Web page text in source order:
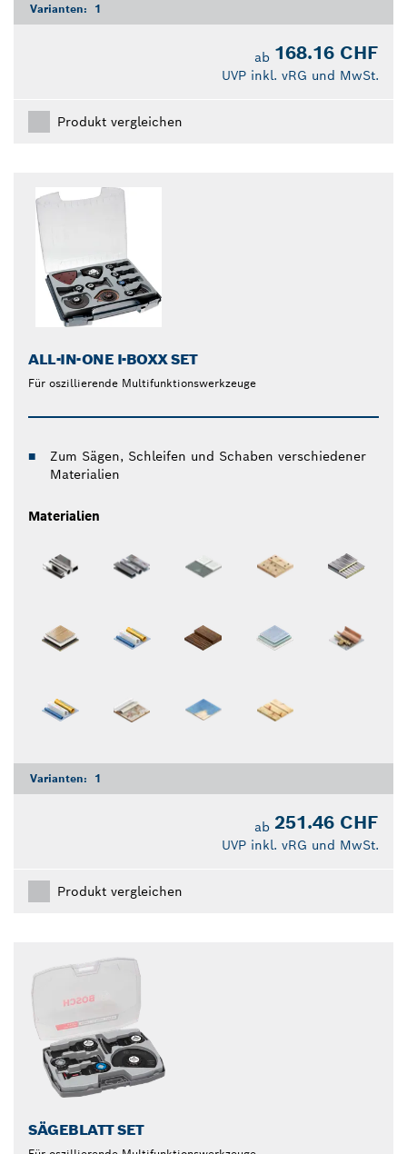
Varianten: 1
ab 168.16 CHF
UVP inkl. vRG und MwSt.
Produkt vergleichen
ALL-IN-ONE I-BOXX SET
Für oszillierende Multifunktionswerkzeuge
Zum Sägen, Schleifen und Schaben verschiedener
Materialien
Materialien
Varianten: 1
ab 251.46 CHF
UVP inkl. vRG und MwSt.
Produkt vergleichen
SÄGEBLATT SET